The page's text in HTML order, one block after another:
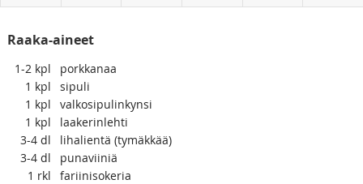
Raaka-aineet
1-2 kpl
porkkanaa
1 kpl
sipuli
1 kpl
valkosipulinkynsi
1 kpl
laakerinlehti
3-4 dl
lihalientä (tymäkkää)
3-4 dl
punaviiniä
1 rkl
fariinisokeria